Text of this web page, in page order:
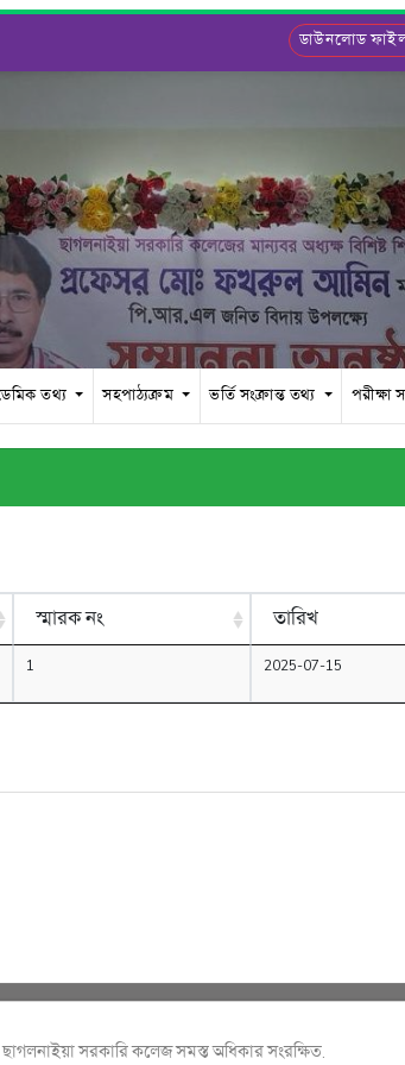
ডাউনলোড
তথ্য সহপাঠ্যক্রম ভর্তি সংক্রান্ত তথ্য পরীক্ষা
স্মারক নং তারিখ
1 2025-07-15
সরকারি কলেজ সমস্ত অধিকার সংরক্ষিত.